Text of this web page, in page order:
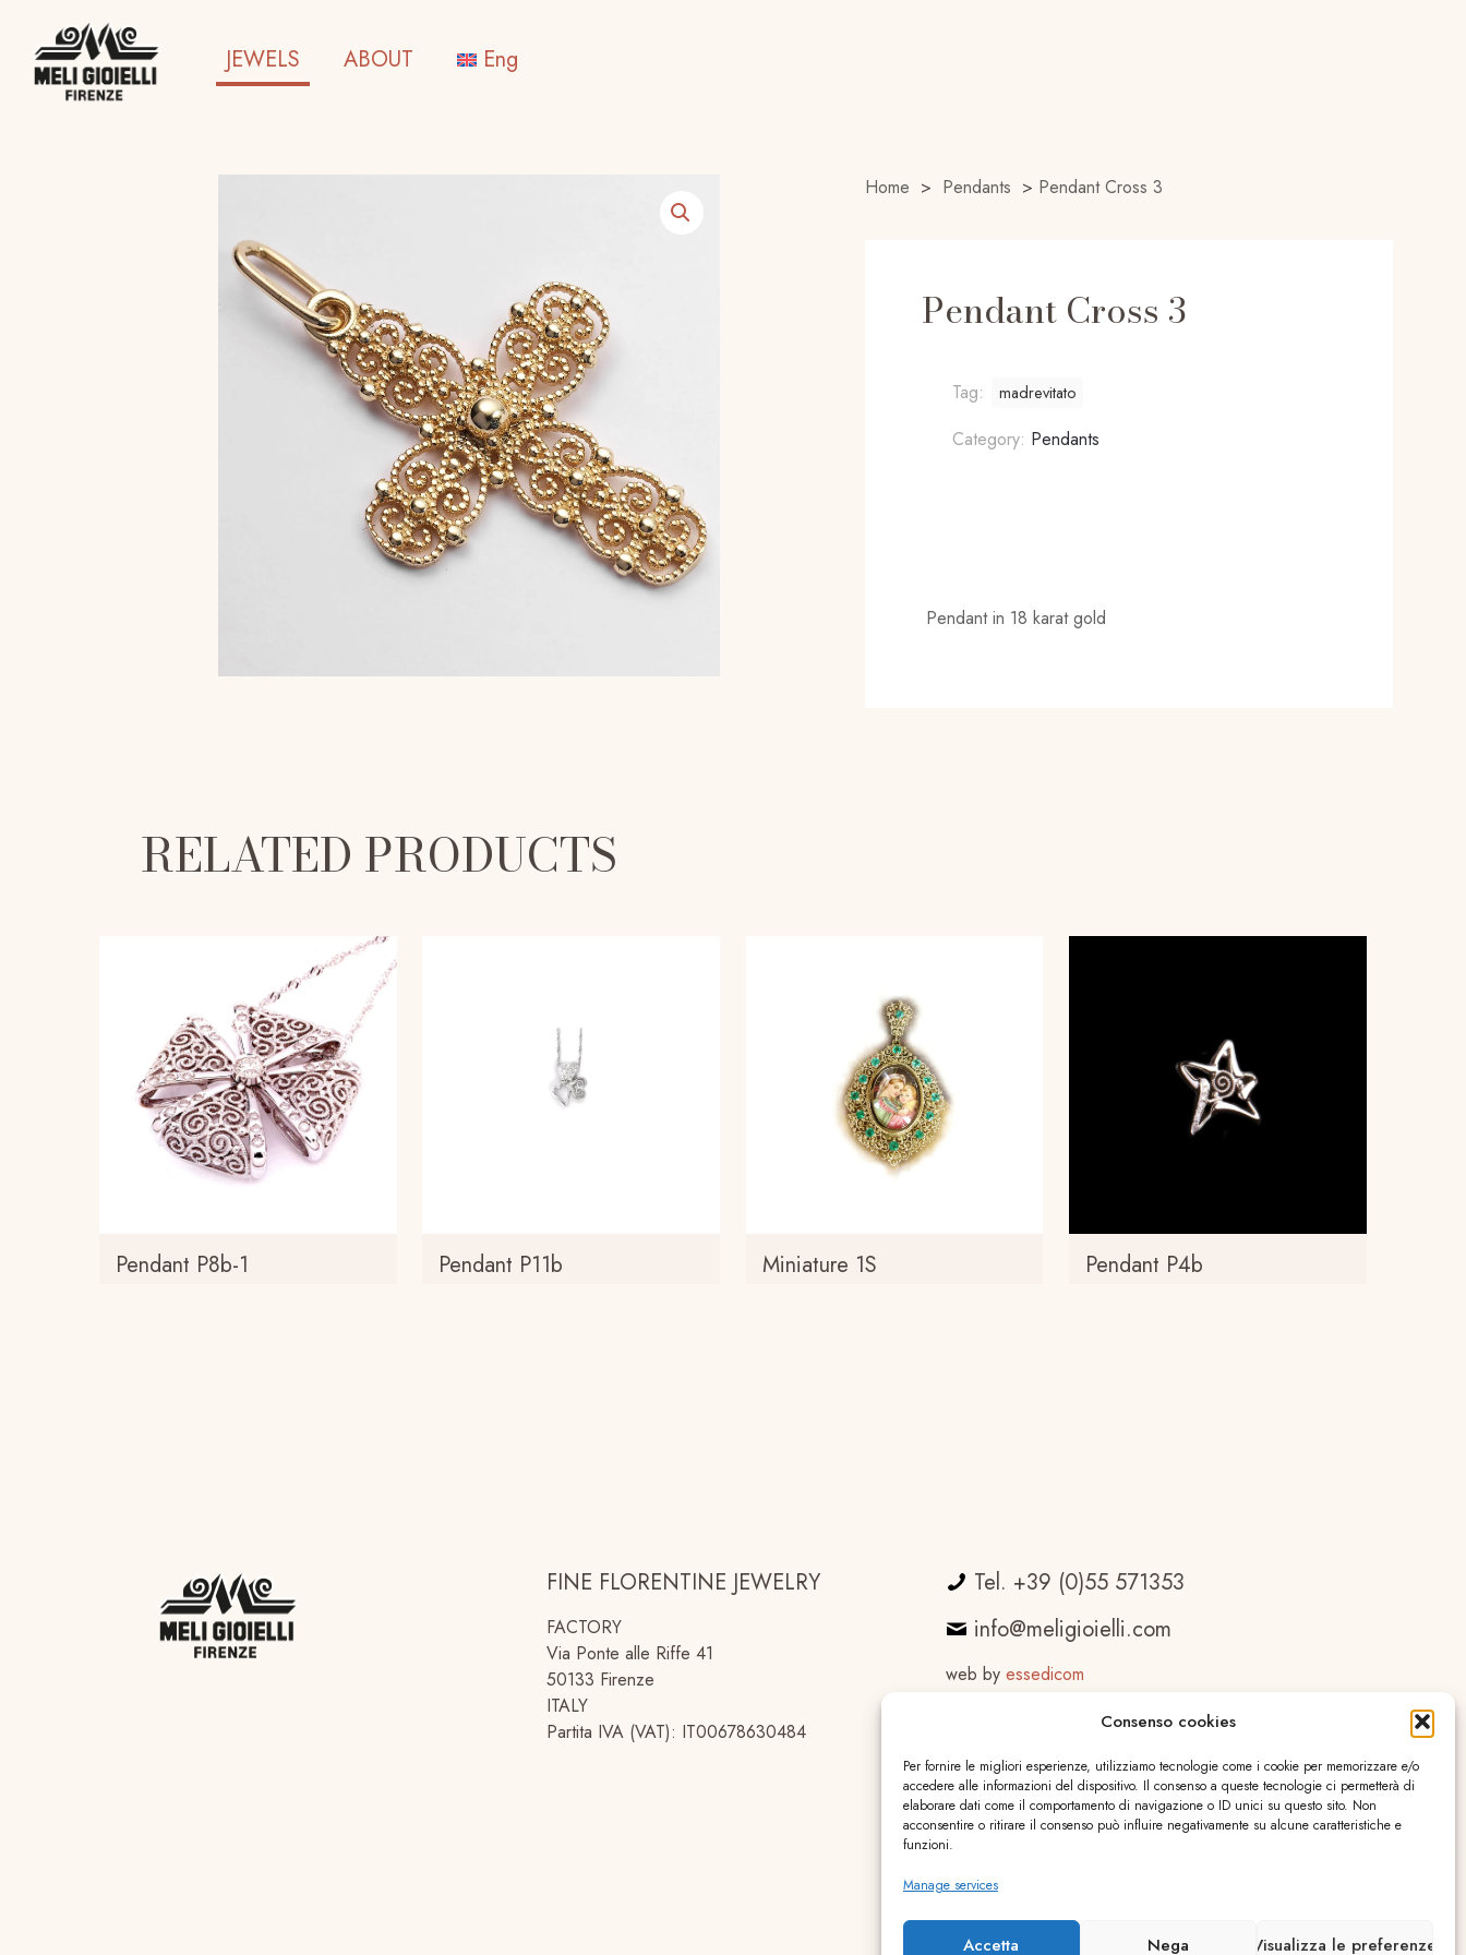
Consenso cookies
Per fornire le migliori esperienze, utilizziamo tecnologie come i cookie per memorizzare e/o
accedere alle informazioni del dispositivo. Il consenso a queste tecnologie ci permetterà di
elaborare dati come il comportamento di navigazione o ID unici su questo sito. Non
acconsentire o ritirare il consenso può influire negativamente su alcune caratteristiche e
funzioni.
Manage services
Accetta Nega Visualizza le preferenze
JEWELS ABOUT Eng
Home > Pendants > Pendant Cross 3
Pendant Cross 3
Tag: madrevitato
Category: Pendants
Pendant in 18 karat gold
RELATED PRODUCTS
Pendant P8b-1 Pendant P11b Miniature 1S Pendant P4b
FINE FLORENTINE JEWELRY
FACTORY
Via Ponte alle Riffe 41
50133 Firenze
ITALY
Partita IVA (VAT): IT00678630484
Tel. +39 (0)55 571353
info@meligioielli.com
web byessedicom